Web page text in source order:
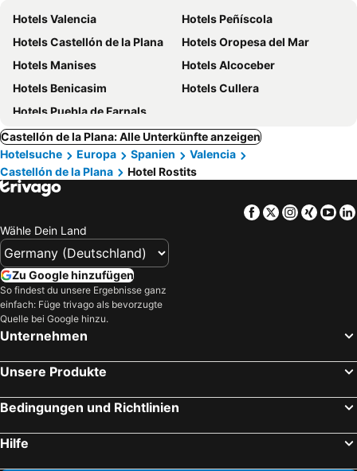
Hotels Valencia
Hotels Peñíscola
Hotels Castellón de la Plana
Hotels Oropesa del Mar
Hotels Manises
Hotels Alcoceber
Hotels Benicasim
Hotels Cullera
Hotels Puebla de Farnals
Castellón de la Plana: Alle Unterkünfte anzeigen
Hotelsuche
Europa Spanien
Valencia
Castellón de la Plana
Hotel Rostits
Facebook
TwitterXing
Wähle Dein Land
Zu Google hinzufügen
So findest du unsere Ergebnisse ganz
einfach: Füge trivago als bevorzugte
Quelle bei Google hinzu.
Unternehmen
Unsere Produkte
Bedingungen und Richtlinien
Hilfe